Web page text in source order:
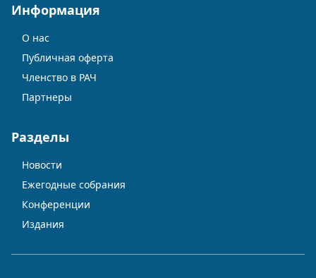
Информация
О нас
Публичная оферта
Членство в РАЧ
Партнеры
Разделы
Новости
Ежегодные собрания
Конференции
Издания